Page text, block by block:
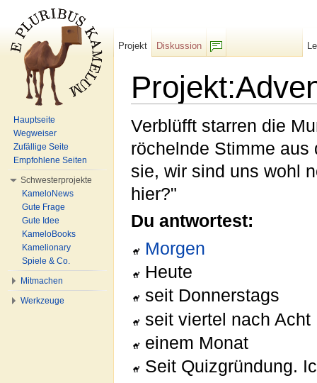
Verblüfft starren die
röchelnde Stimme
sie, wir sind uns wohl
hier?"
Du antwortest:
Morgen
Heute
seit Donnerstags
seit viertel nach Acht
einem Monat
Seit Quizgründung.
Projekt
Diskussion
Hauptseite
Wegweiser
Zufällige Seite
Empfohlene Seiten
Schwesterprojekte
KameloNews
Gute Frage
Gute Idee
KameloBooks
Kamelionary
Spiele & Co.
Mitmachen
Werkzeuge